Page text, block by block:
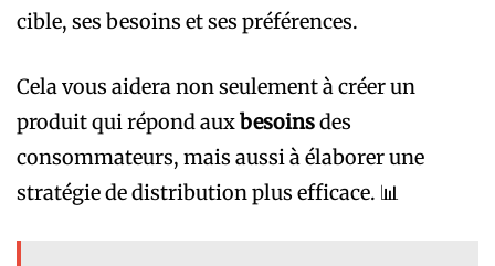
cible, ses besoins et ses préférences.
Cela vous aidera non seulement à créer un
produit qui répond auxbesoinsdes
consommateurs, mais aussi à élaborer une
stratégie de distribution plus efficace. 📊